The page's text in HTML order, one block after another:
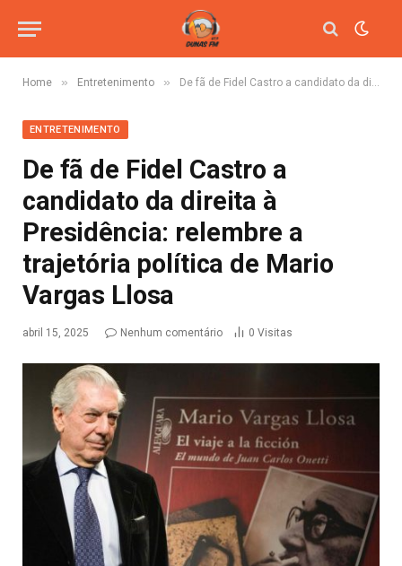
Home » Entretenimento » De fã de Fidel Castro a candidato da direita à Presidência: relembre a trajetória política de Mario Vargas Llosa
ENTRETENIMENTO
De fã de Fidel Castro a
candidato da direita à
Presidência: relembre a
trajetória política de Mario
Vargas Llosa
abril 15, 2025 Nenhum comentário 0 Visitas